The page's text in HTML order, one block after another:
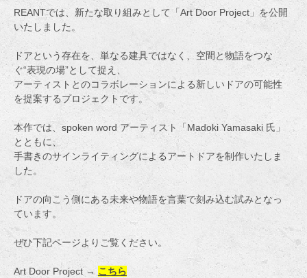
REANTでは、新たな取り組みとして「Art Door Project」を公開
いたしました。
ドアという存在を、単なる建具ではなく、空間と物語をつな
ぐ“表現の場”として捉え、
アーティストとのコラボレーションによる新しいドアの可能性
を提案するプロジェクトです。
本作では、spoken word アーティスト「Madoki Yamasaki 氏」
とともに、
手書きのサインライティングによるアートドアを制作いたしま
した。
ドアの向こう側にある未来や物語を言葉で刻み込む試みとなっ
ています。
ぜひ下記ページよりご覧ください。
Art Door Project → こちら